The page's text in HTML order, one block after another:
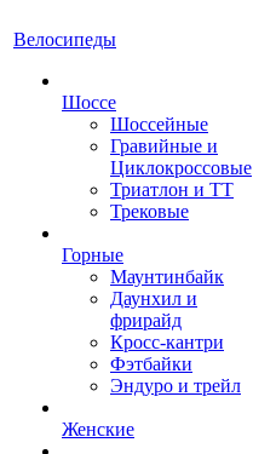
Велосипеды
Шоссе
Шоссейные
Гравийные и
Циклокроссовые
Триатлон и ТТ
Трековые
Горные
Маунтинбайк
Даунхил и
фрирайд
Кросс-кантри
Фэтбайки
Эндуро и трейл
Женские